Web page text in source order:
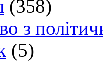
(358)
з
(5)